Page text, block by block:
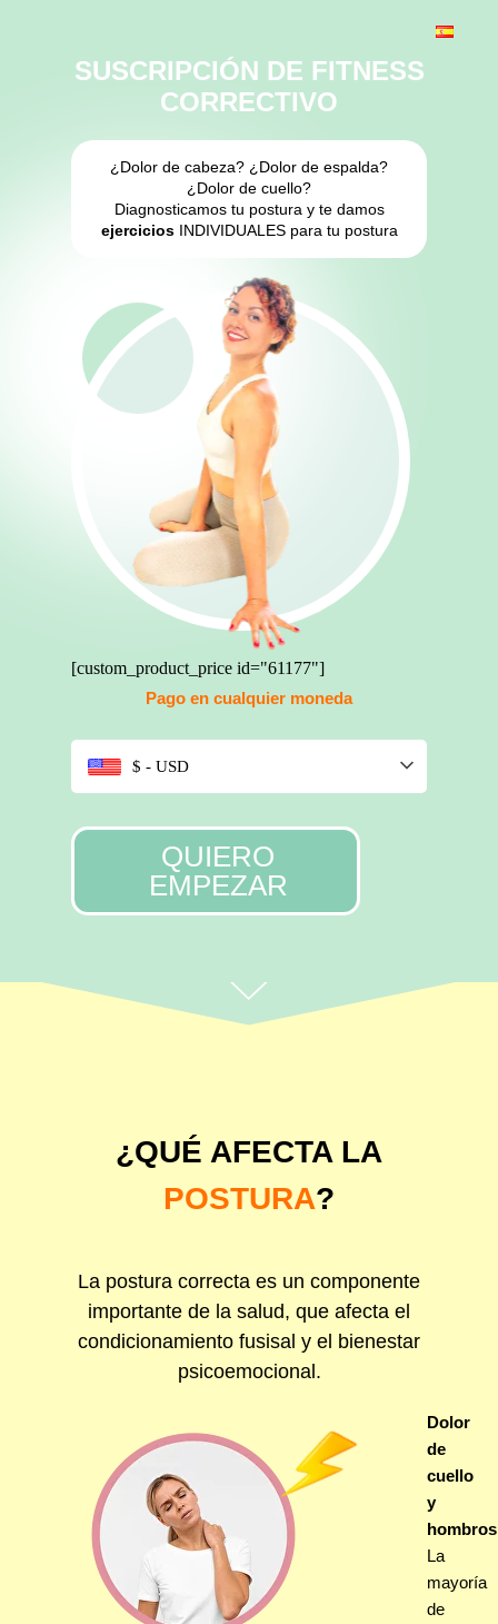
SUSCRIPCIÓN DE FITNESS
CORRECTIVO
¿Dolor de cabeza? ¿Dolor de espalda?
¿Dolor de cuello?
Diagnosticamos tu postura y te damos
ejerciciosINDIVIDUALES para tu postura
[custom_product_price id="61177"]
Pago en cualquier moneda
$ - USD
QUIERO
EMPEZAR
¿QUÉ AFECTA LA
POSTURA?
La postura correcta es un componente
importante de la salud, que afecta el
condicionamiento fusisal y el bienestar
psicoemocional.
Dolor
de
cuello
y
hombros
La
mayoría
de